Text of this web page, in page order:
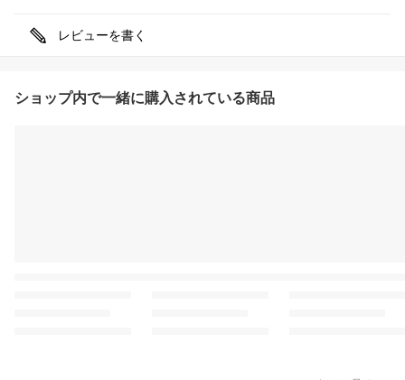
レビューを書く
ショップ内で一緒に購入されている商品